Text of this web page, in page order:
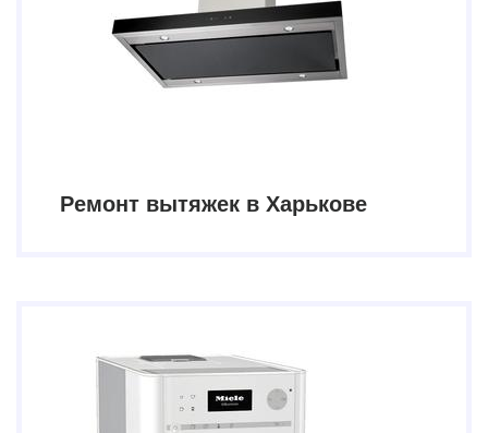
Ремонт вытяжек в Харькове